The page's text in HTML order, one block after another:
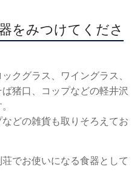
をみつけてくださ
クグラス、ワイングラス、
猪口、コップなどの軽井沢
どの雑貨も取りそろえてお
でお使いになる食器として